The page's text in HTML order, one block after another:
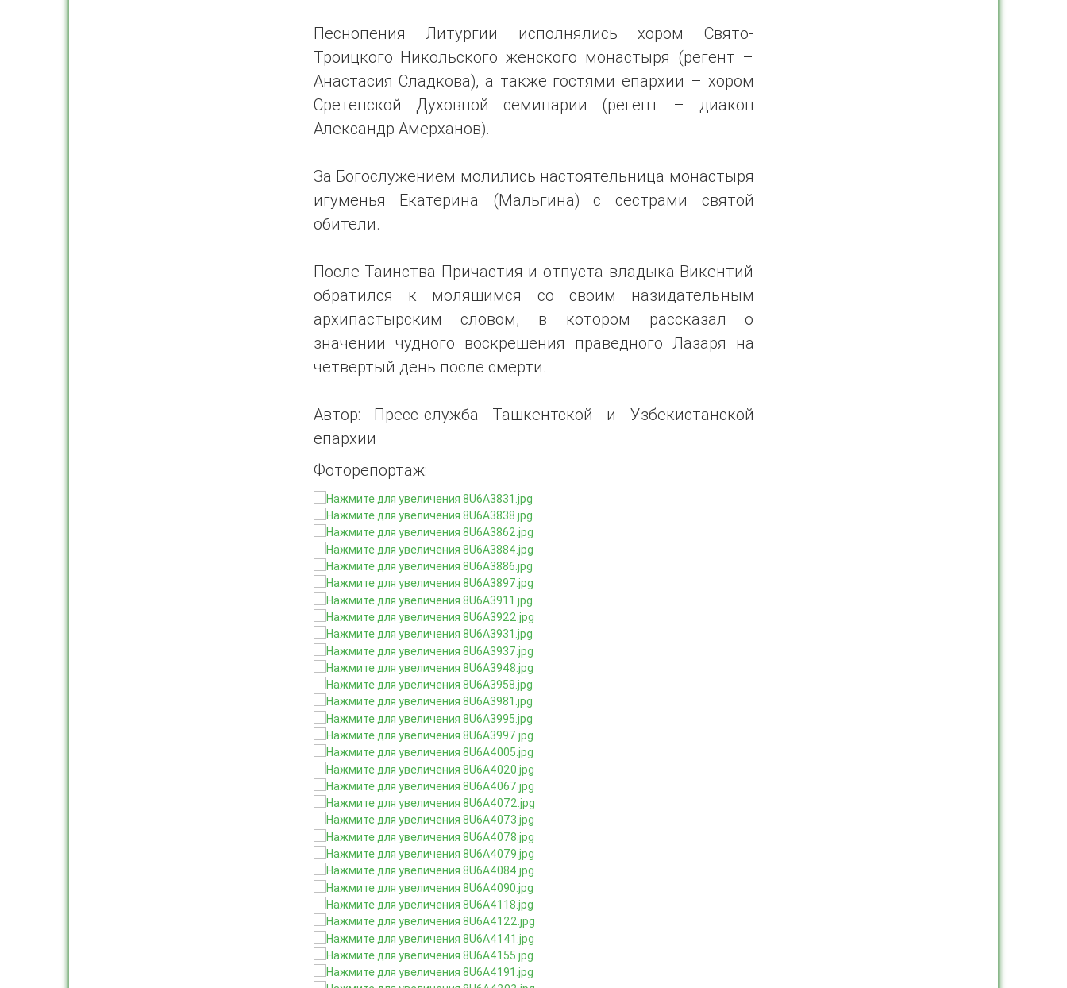
Песнопения Литургии исполнялись хором Свято-
Троицкого Никольского женского монастыря (регент –
Анастасия Сладкова), а также гостями епархии – хором
Сретенской Духовной семинарии (регент – диакон
Александр Амерханов).
За Богослужением молились настоятельница монастыря
игуменья Екатерина (Мальгина) с сестрами святой
обители.
После Таинства Причастия и отпуста владыка Викентий
обратился к молящимся со своим назидательным
архипастырским словом, в котором рассказал о
значении чудного воскрешения праведного Лазаря на
четвертый день после смерти.
Автор: Пресс-служба Ташкентской и Узбекистанской
епархии
Фоторепортаж: